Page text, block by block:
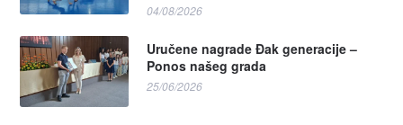
04/08/2026
Uručene nagrade Đak generacije –
Ponos našeg grada
25/06/2026